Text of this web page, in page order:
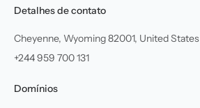
Detalhes de contato
Cheyenne, Wyoming 82001, United States
+244 959 700 131
Domínios